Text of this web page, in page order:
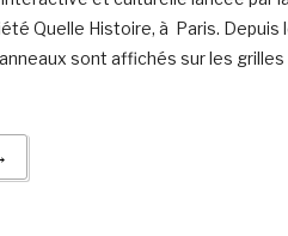
Quelle Histoire, à Paris. Depuis
sont affichés sur les